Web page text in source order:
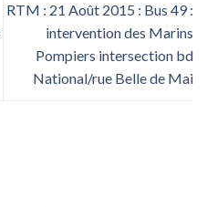
RTM : 21 Août 2015 : Bus 49 :
intervention des Marins
Pompiers intersection bd
National/rue Belle de Mai